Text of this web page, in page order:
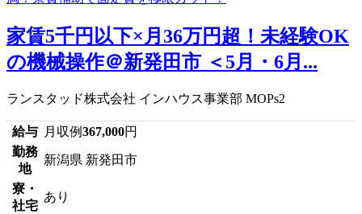
家賃5千円以下×月36万円超！未経験OK
の機械操作＠新発田市 ＜5月・6月...
ランスタッド株式会社 インハウス事業部 MOPs2
給与 月収例367,000円
勤務
地
新潟県 新発田市
寮・
社宅
あり